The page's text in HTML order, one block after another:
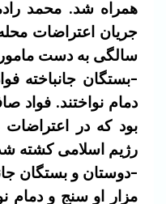
سالگی به دست
-بستگان جانباخته
دمام نواختند. فواد
بود که در
رژیم اسلامی کشته
-دوستان و بستگان
مزار او سنج و